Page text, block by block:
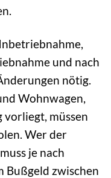
und nach
nötig.
Wohnwagen,
vorliegt, müssen
Wer der
je nach
Bußgeld zwischen